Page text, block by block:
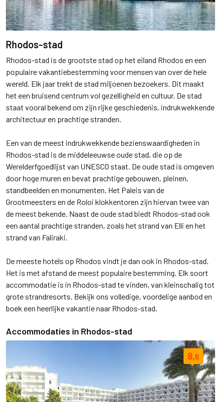
Rhodos-stad
Rhodos-stad is de grootste stad op het eiland Rhodos en een
populaire vakantiebestemming voor mensen van over de hele
wereld. Elk jaar trekt de stad miljoenen bezoekers. Dit maakt
het een bruisend centrum vol gezelligheid en cultuur. De stad
staat vooral bekend om zijn rijke geschiedenis, indrukwekkende
architectuur en prachtige stranden.
Een van de meest indrukwekkende bezienswaardigheden in
Rhodos-stad is de middeleeuwse oude stad, die op de
Werelderfgoedlijst van UNESCO staat. De oude stad is omgeven
door hoge muren en bevat prachtige gebouwen, pleinen,
standbeelden en monumenten. Het Paleis van de
Grootmeesters en de Roloi klokkentoren zijn hiervan twee van
de meest bekende. Naast de oude stad biedt Rhodos-stad ook
een aantal prachtige stranden, zoals het strand van Elli en het
strand van Faliraki.
De meeste hotels op Rhodos vindt je dan ook in Rhodos-stad.
Het is met afstand de meest populaire bestemming. Elk soort
accommodatie is in Rhodos-stad te vinden, van kleinschalig tot
grote strandresorts. Bekijk ons volledige, voordelige aanbod en
boek een heerlijke vakantie naar Rhodos-stad.
Accommodaties in Rhodos-stad
8,6